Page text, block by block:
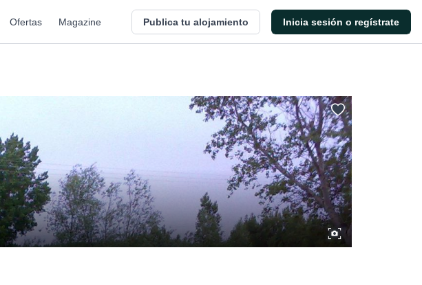
Ofertas Magazine Publica tu alojamiento Inicia sesión o regístrate